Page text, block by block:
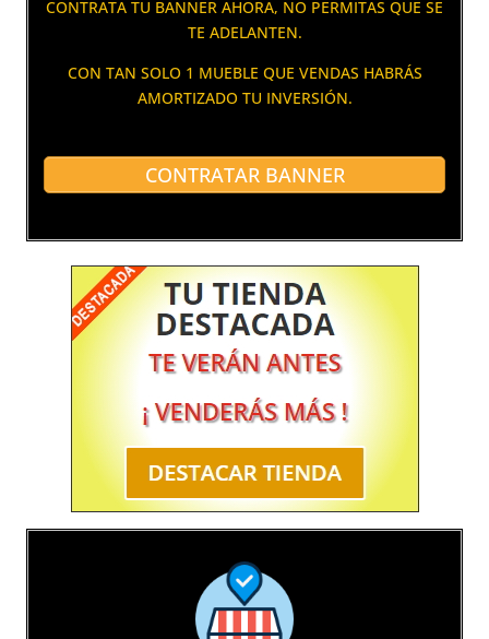
CONTRATA TU BANNER AHORA, NO PERMITAS QUE SE
TE ADELANTEN.
CON TAN SOLO 1 MUEBLE QUE VENDAS HABRÁS
AMORTIZADO TU INVERSIÓN.
CONTRATAR BANNER